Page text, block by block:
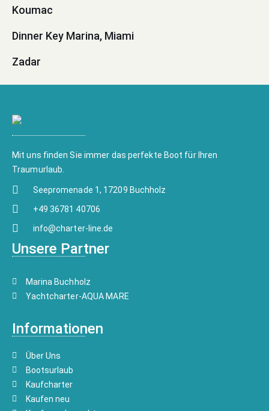
Koumac
Dinner Key Marina, Miami
Zadar
Mit uns finden Sie immer das perfekte Boot für Ihren
Traumurlaub.
Seepromenade 1, 17209 Buchholz
+49 36781 40706
info@charter-line.de
Unsere Partner
Marina Buchholz
Yachtcharter-AQUA MARE
Informationen
Über Uns
Bootsurlaub
Kaufcharter
Kaufen neu